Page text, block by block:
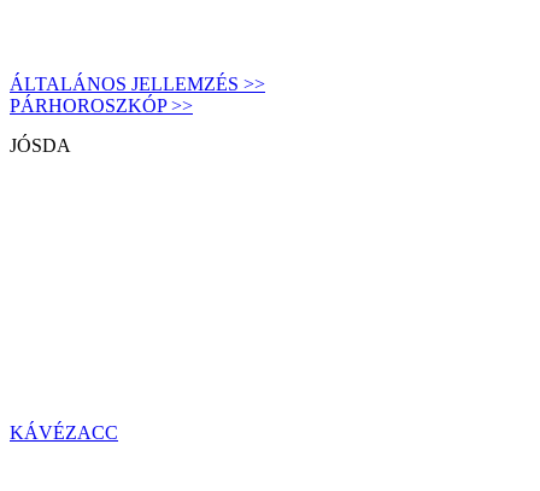
ÁLTALÁNOS JELLEMZÉS >>
PÁRHOROSZKÓP >>
JÓSDA
KÁVÉZACC